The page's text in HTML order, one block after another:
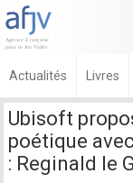
Actualités Livres
Ubisoft
poétique
: Reginald le